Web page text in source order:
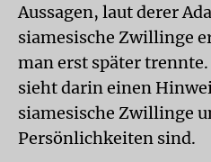
Aussagen, laut derer
siamesische Zwillinge
man erst später
sieht darin einen
siamesische Zwillinge
Persönlichkeiten sind.